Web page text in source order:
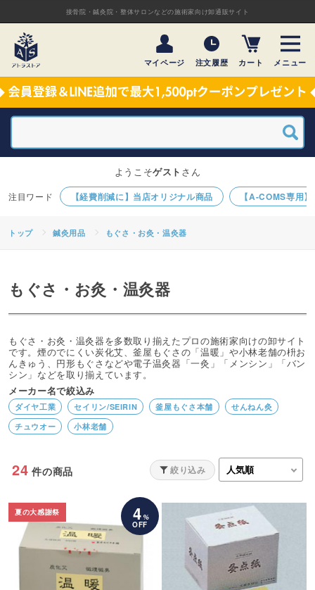
接骨院・鍼灸院・整体サロンなどの施術家向け卸通販サイト
マイページ 注文履歴 カート メニュー
【経費削減に】当店オリジナル商品 【A-COMS専用
ようこそゲスト さん
トップ 鍼灸用品 もぐさ・お灸・温灸器
もぐさ・お灸・温灸器
もぐさ・お灸・温灸器を多数取り揃えたプロの施術家向けの卸サイト
です。煙のでにくい炭化艾、釜屋もぐさの「温暖」や小林老舗の枡お
んきゅう、円形もぐさなどや電子温灸器「一灸」「メンシン」「バン
シン」などを取り揃えています。
メーカー名で絞込み
ダイヤ工業 セイリン/SEIRIN 釜屋もぐさ本舗
せんねん灸
チュウオー
小林老舗
24 件の商品 絞り込み
夏の大感謝祭 4 %
OFF